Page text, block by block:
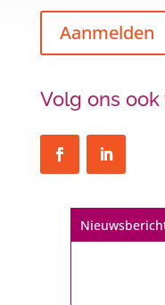
Aanmelden
Volg ons ook
Een
De woningmarkt
het eigenlijk met
ouder bent?...